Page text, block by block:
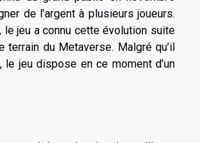
de l’argent à plusieurs joueurs.
le jeu a connu cette évolution suite
terrain du Metaverse. Malgré qu’il
jeu dispose en ce moment d’un